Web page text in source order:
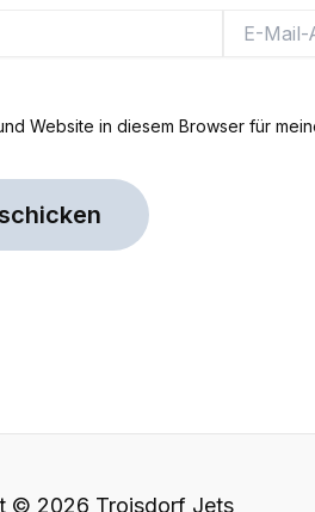
Mail-
Website in diesem Browser für
© 2026 Troisdorf Jets